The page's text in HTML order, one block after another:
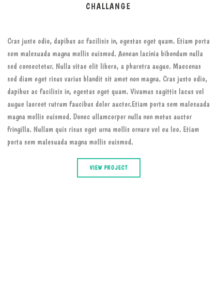
CHALLANGE
Cras justo odio, dapibus ac facilisis in, egestas eget quam. Etiam porta
sem malesuada magna mollis euismod. Aenean lacinia bibendum nulla
sed consectetur. Nulla vitae elit libero, a pharetra augue. Maecenas
sed diam eget risus varius blandit sit amet non magna. Cras justo odio,
dapibus ac facilisis in, egestas eget quam. Vivamus sagittis lacus vel
augue laoreet rutrum faucibus dolor auctor.Etiam porta sem malesuada
magna mollis euismod. Donec ullamcorper nulla non metus auctor
fringilla. Nullam quis risus eget urna mollis ornare vel eu leo. Etiam
porta sem malesuada magna mollis euismod.
VIEW PROJECT